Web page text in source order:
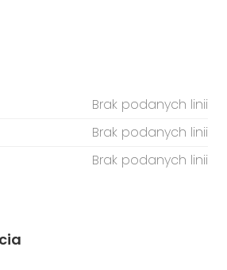
Brak podanych linii
Brak podanych linii
Brak podanych linii